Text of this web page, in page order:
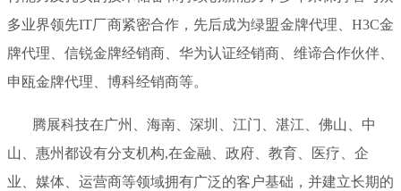
多业界领先IT厂商紧密合作，先后成为绿盟金牌代理、H3C金
牌代理、信锐金牌经销商、华为认证经销商、维谛合作伙伴、
申瓯金牌代理、博科经销商等。
腾展科技在广州、海南、深圳、江门、湛江、佛山、中
山、惠州都设有分支机构,在金融、政府、教育、医疗、企
业、媒体、运营商等领域拥有广泛的客户基础，并建立长期的